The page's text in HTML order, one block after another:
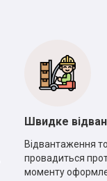
Швидке
Відвантаження
провадиться
моменту